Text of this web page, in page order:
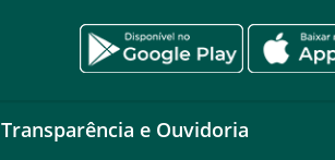
Transparência e Ouvidoria